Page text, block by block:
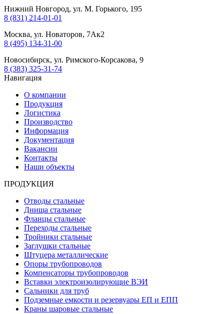
Нижний Новгород, ул. М. Горького, 195
8 (831) 214-01-01
Москва, ул. Новаторов, 7Ак2
8 (495) 134-31-00
Новосибирск, ул. Римского-Корсакова, 9
8 (383) 325-31-74
Навигация
О компании
Продукция
Логистика
Производство
Информация
Документация
Вакансии
Контакты
Наши объекты
ПРОДУКЦИЯ
Отводы стальные
Днища стальные
Фланцы стальные
Переходы стальные
Тройники стальные
Заглушки стальные
Штуцера металлические
Опоры трубопроводов
Компенсаторы трубопроводов
Вставки электроизолирующие ВЭИ
Сальники для труб
Подземные емкости и резервуары ЕП и ЕПП
Краны шаровые стальные